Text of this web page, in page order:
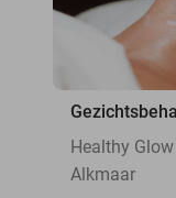
Healthy Glow
Alkmaar